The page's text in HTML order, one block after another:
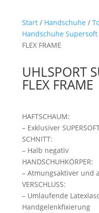
Start/ Handschuhe /
Handschuhe Supersoft
FLEX FRAME
UHLSPORT
FLEX FRAME
HAFTSCHAUM:
– Exklusiver
SCHNITT:
– Halb negativ
HANDSCHUHKÖRPER:
– Atmungsaktiver und
VERSCHLUSS:
– Umlaufende
Handgelenkfixierung